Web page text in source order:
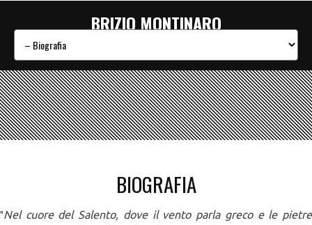
BRIZIO MONTINARO
BIOGRAFIA
"Nel cuore del Salento, dove il vento parla greco e le pietre